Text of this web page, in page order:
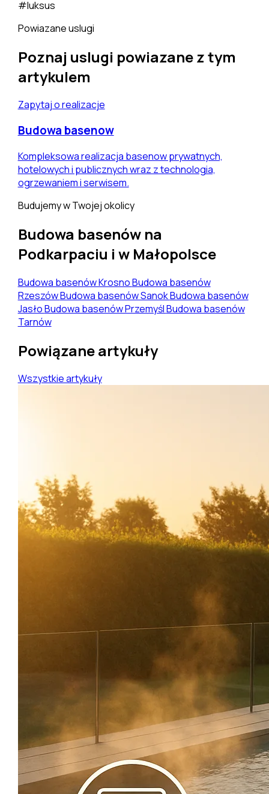
#luksus
Powiazane uslugi
Poznaj uslugi powiazane z tym
artykulem
Zapytaj o realizacje
Budowa basenow
Kompleksowa realizacja basenow prywatnych,
hotelowych i publicznych wraz z technologia,
ogrzewaniem i serwisem.
Budujemy w Twojej okolicy
Budowa basenów na
Podkarpaciu i w Małopolsce
Budowa basenów KrosnoBudowa basenów
RzeszówBudowa basenów SanokBudowa basenów
JasłoBudowa basenów PrzemyślBudowa basenów
Tarnów
Powiązane artykuły
Wszystkie artykuły